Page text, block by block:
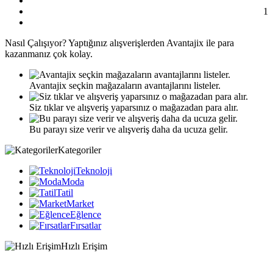
1
Nasıl Çalışıyor?Yaptığınız alışverişlerden Avantajix ile para
kazanmanız çok kolay.
Avantajix seçkin mağazaların avantajlarını listeler.
Siz tıklar ve alışveriş yaparsınız o mağazadan para alır.
Bu parayı size verir ve alışveriş daha da ucuza gelir.
Kategoriler
Teknoloji
Moda
Tatil
Market
Eğlence
Fırsatlar
Hızlı Erişim